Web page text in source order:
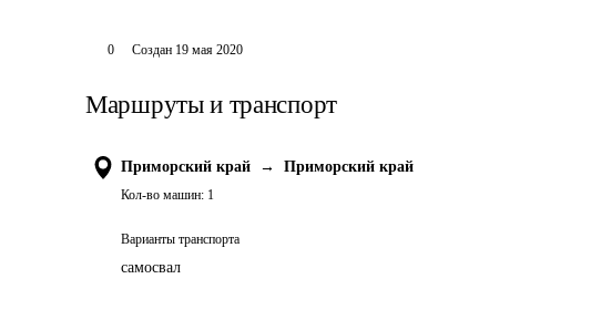
0 Создан 19 мая 2020
Маршруты и транспорт
Приморский край → Приморский край
Кол-во машин: 1
Варианты транспорта
самосвал